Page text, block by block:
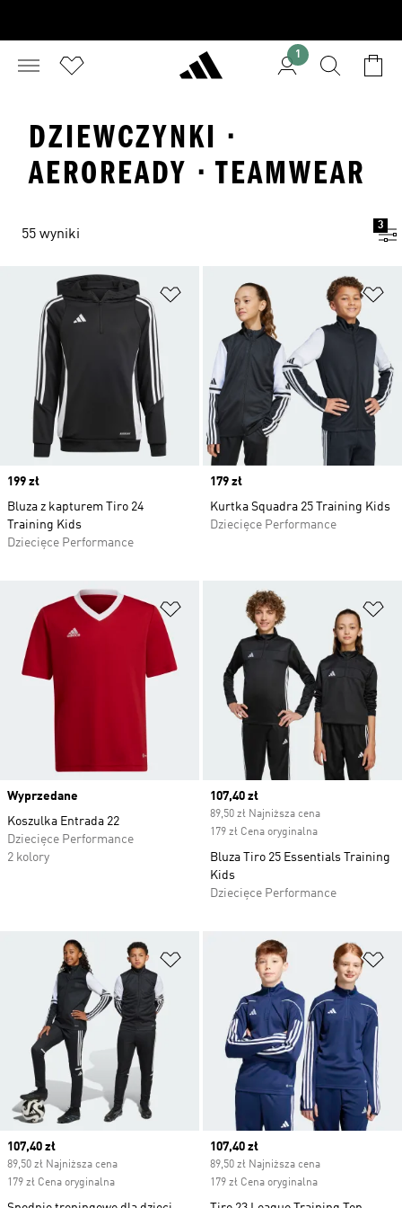
1
DZIEWCZYNKI ·
AEROREADY · TEAMWEAR
55 wyniki
3
Dodaj do listy życzeń
Price
199 zł
Bluza z kapturem Tiro 24
Training Kids
Dziecięce Performance
Price
179 zł
Kurtka Squadra 25 Training Kids
Dziecięce Performance
Dodaj do listy życzeń
Wyprzedane
Koszulka Entrada 22
Dziecięce Performance
2 kolory
Current price
107,40 zł
89,50 zł Najniższa cena
179 zł Cena oryginalna
Bluza Tiro 25 Essentials Training
Kids
Dziecięce Performance
Dodaj do listy życzeń
Current price
107,40 zł
89,50 zł Najniższa cena
179 zł Cena oryginalna
Current price
107,40 zł
89,50 zł Najniższa cena
179 zł Cena oryginalna